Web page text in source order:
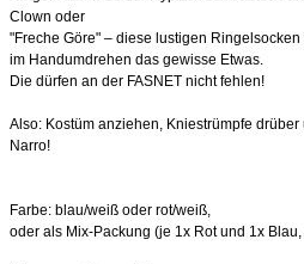
Clown oder
"Freche Göre" – diese lustigen
im Handumdrehen das gewisse Etwas.
Die dürfen an der FASNET nicht fehlen!
Also: Kostüm anziehen, Kniestrümpfe
Narro!
Farbe: blau/weiß oder rot/weiß,
oder als Mix-Packung (je 1x Rot und 1x